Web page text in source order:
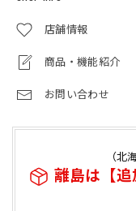
店舗情報
商品・機能紹介
お問い合わせ
（北
離島は【